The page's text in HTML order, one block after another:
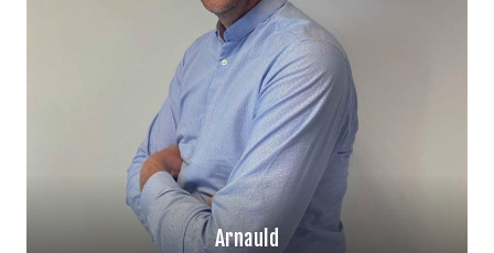
Secteur Rhône alpes
06 43 46 82 30
Arnauld